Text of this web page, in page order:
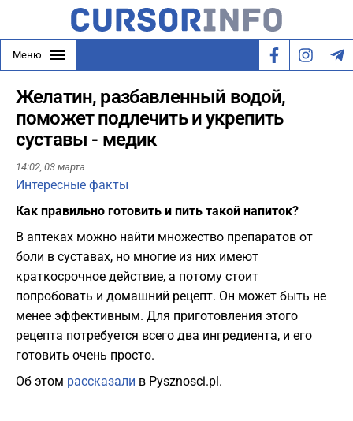
Меню
Желатин, разбавленный водой,
поможет подлечить и укрепить
суставы - медик
14:02, 03 марта
Интересные факты
Как правильно готовить и пить такой напиток?
В аптеках можно найти множество препаратов от
боли в суставах, но многие из них имеют
краткосрочное действие, а потому стоит
попробовать и домашний рецепт. Он может быть не
менее эффективным. Для приготовления этого
рецепта потребуется всего два ингредиента, и его
готовить очень просто.
Об этом рассказали в Pysznosci.pl.